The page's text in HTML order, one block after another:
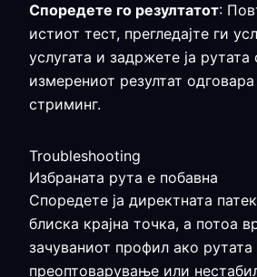
Споредете го резултатот:
истиот тест, прегледајте ги
услугата и задржете ја рутата
измерениот резултат
стриминг.
Troubleshooting
Избраната рута е побавна
Споредете ја директната
блиска крајна точка, а потоа
зачуваниот профил ако
преоптоварување или